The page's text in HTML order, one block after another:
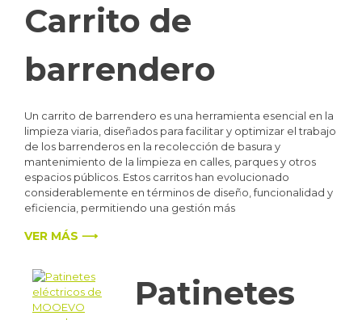
Carrito de
barrendero
Un carrito de barrendero es una herramienta esencial en la
limpieza viaria, diseñados para facilitar y optimizar el trabajo
de los barrenderos en la recolección de basura y
mantenimiento de la limpieza en calles, parques y otros
espacios públicos. Estos carritos han evolucionado
considerablemente en términos de diseño, funcionalidad y
eficiencia, permitiendo una gestión más
VER MÁS ⟶
Patinetes